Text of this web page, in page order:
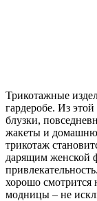
Трикотажные
гардеробе. Из
блузки,
жакеты и
трикотаж
дарящим женской
хорошо
модницы – не